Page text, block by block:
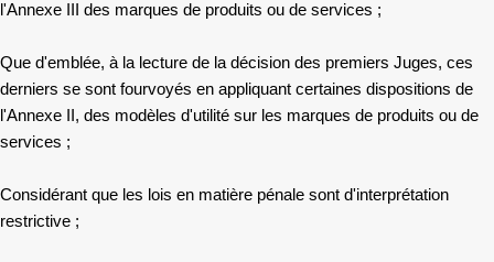
l'Annexe III des marques de produits ou de services ;
Que d'emblée, à la lecture de la décision des premiers Juges, ces
derniers se sont fourvoyés en appliquant certaines dispositions de
l'Annexe II, des modèles d'utilité sur les marques de produits ou de
services ;
Considérant que les lois en matière pénale sont d'interprétation
restrictive ;